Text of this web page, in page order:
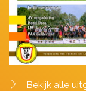
Bekijk alle